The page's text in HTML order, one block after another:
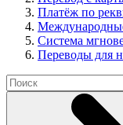
Платёж по
Система
Переводы для